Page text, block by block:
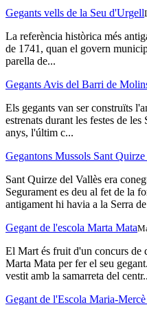
Gegants vells de la Seu d'Urgell
La referència històrica més
de 1741, quan el govern
parella de...
Gegants Avis del Barri de
Els gegants van ser construïts
estrenats durant les festes de
anys, l'últim c...
Gegantons Mussols Sant
Sant Quirze del Vallès era
Segurament es deu al fet de la
antigament hi havia a la Serra
Gegant de l'escola Marta Mata
El Mart és fruit d'un concurs de
Marta Mata per fer el seu
vestit amb la samarreta del
Gegant de l'Escola Maria-